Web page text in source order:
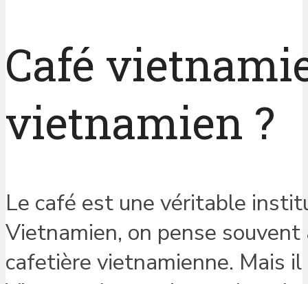
Café
vietnamien ?
Le café est une véritable
Vietnamien, on pense souvent
cafetière vietnamienne. Mais